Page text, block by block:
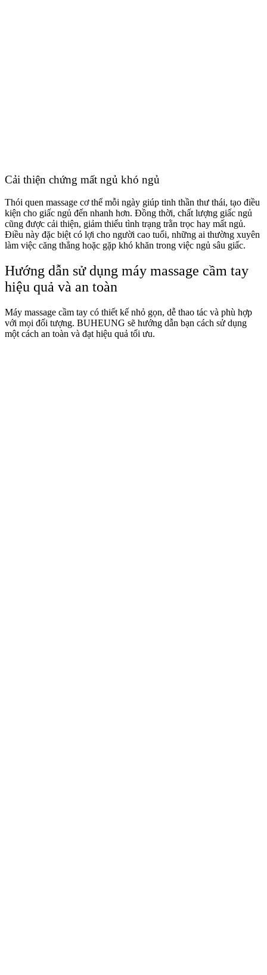
Cải thiện chứng mất ngủ khó ngủ
Thói quen massage cơ thể mỗi ngày giúp tinh thần thư thái, tạo điều
kiện cho giấc ngủ đến nhanh hơn. Đồng thời, chất lượng giấc ngủ
cũng được cải thiện, giảm thiểu tình trạng trằn trọc hay mất ngủ.
Điều này đặc biệt có lợi cho người cao tuổi, những ai thường xuyên
làm việc căng thẳng hoặc gặp khó khăn trong việc ngủ sâu giấc.
Hướng dẫn sử dụng máy massage cầm tay
hiệu quả và an toàn
Máy massage cầm tay có thiết kế nhỏ gọn, dễ thao tác và phù hợp
với mọi đối tượng. BUHEUNG sẽ hướng dẫn bạn cách sử dụng
một cách an toàn và đạt hiệu quả tối ưu.